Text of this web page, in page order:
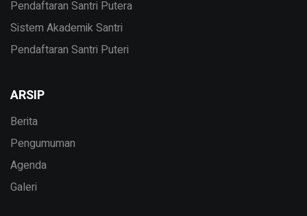
Pendaftaran Santri Putera
Sistem Akademik Santri
Pendaftaran Santri Puteri
ARSIP
Berita
Pengumuman
Agenda
Galeri